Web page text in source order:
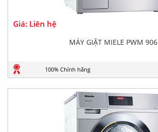
Giá: Liên hệ
MÁY GIẶT MIELE PWM 906
100% Chính hãng